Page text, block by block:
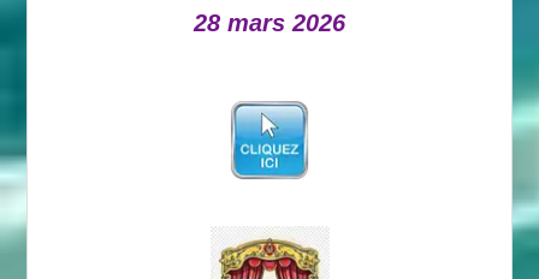
28 mars 2026